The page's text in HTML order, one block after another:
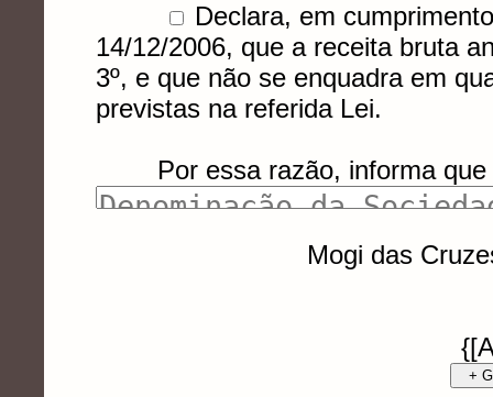
Declara, em
14/12/2006, que a receita bruta
3º, e que não se enquadra em
previstas na referida Lei.
Por essa razão, informa que
Mogi das
+